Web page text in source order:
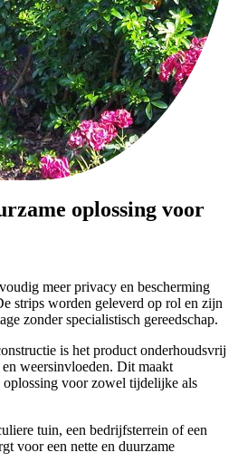
oplossing voor
meer privacy en bescherming
strips worden geleverd op rol en zijn
zonder specialistisch gereedschap.
is het product onderhoudsvrij
weersinvloeden. Dit maakt
voor zowel tijdelijke als
tuin, een bedrijfsterrein of een
voor een nette en duurzame